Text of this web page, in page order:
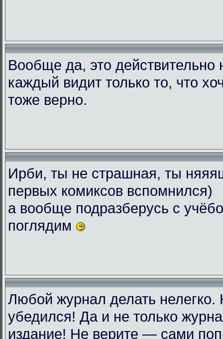
Вообще да, это действительно
каждый видит только то, что
тоже верно.
Ирби, ты не страшная, ты
первых комиксов вспомнился)
а вообще подразберусь с
поглядим
Любой журнал делать
убедился! Да и не только
издание! Не верите — сами